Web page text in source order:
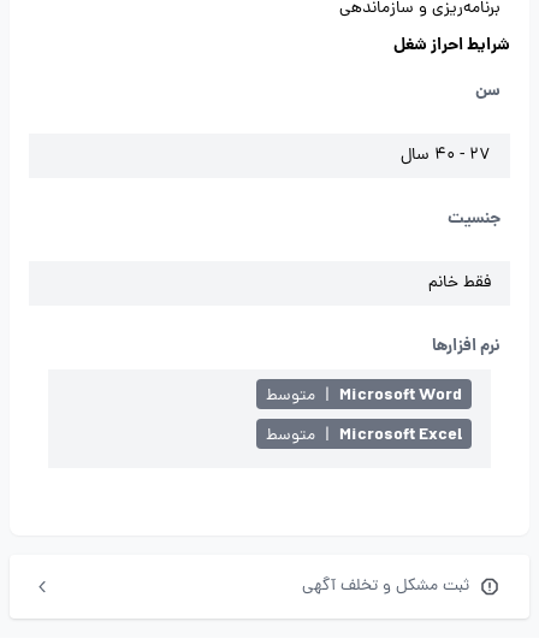
برنامه‌ریزی و سازماندهی
شرایط احراز شغل
سن
27 - 40 سال
جنسیت
فقط خانم
نرم افزارها
Microsoft Word
| متوسط
Microsoft Excel
| متوسط
ثبت مشکل و تخلف آگهی